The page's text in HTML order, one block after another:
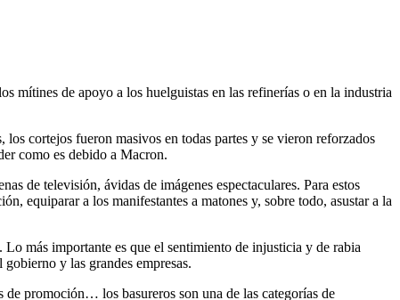
mítines de apoyo a los huelguistas en las refinerías o en la industria
cortejos fueron masivos en todas partes y se vieron reforzados
como es debido a Macron.
de televisión, ávidas de imágenes espectaculares. Para estos
equiparar a los manifestantes a matones y, sobre todo, asustar a la
más importante es que el sentimiento de injusticia y de rabia
y las grandes empresas.
de promoción… los basureros son una de las categorías de